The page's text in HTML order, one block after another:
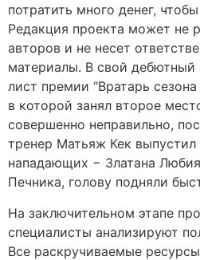
потратить много денег,
Редакция проекта может не
авторов и не несет
материалы. В свой дебютный
лист премии “Вратарь
в которой занял второе
совершенно неправильно,
тренер Матьяж Кек выпустил
нападающих − Златана
Печника, голову подняли
На заключительном этапе
специалисты анализируют
Все раскручиваемые